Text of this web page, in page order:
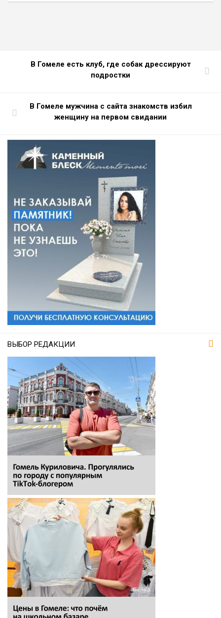
В Гомеле есть клуб, где собак дрессируют
подростки
В Гомеле мужчина с сайта знакомств избил
женщину на первом свидании
ВЫБОР РЕДАКЦИИ